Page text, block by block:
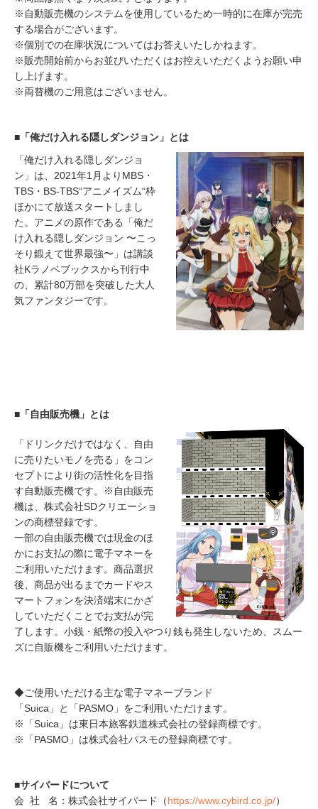
※自動販売機のシステムを使用しているため一時的に在庫が完売
する場合がございます。
※個別での在庫状況についてはお答えいたしかねます。
※販売開始前からお並びいただくはお控えいただくようお願い申
し上げます。
※両替機のご用意はございません。
■「俺だけ入れる隠しダンジョン」とは
「俺だけ入れる隠しダンジョ
ン」は、2021年1月よりMBS・
TBS・BS‐TBS“アニメイズム“枠
ほかにて放送スタートしまし
た。アニメの原作である「俺だ
け入れる隠しダンジョン 〜こっ
そり鍛えて世界最強〜」は講談
社Kラノベブックスから刊行中
の、累計80万部を突破した大人
気ファンタジーです。
■「自由販売機」とは
「ドリンクだけではなく、自由
に売りたいモノを売る」をコン
セプトにより街の活性化を目指
す自動販売機です。※自由販売
機は、株式会社SDクリエーショ
ンの商標登録です。
一部の自由販売機では現金のほ
かにお支払の際に電子マネーを
ご利用いただけます。商品選択
後、商品が出るまでカードやス
マートフォンを決済端末にかざ
していただくことでお支払が完
了します。小銭・紙幣の投入やつり銭も発生しないため、スムー
ズに自販機をご利用いただけます。
◆ご使用いただける主な電子マネーブランド
「Suica」と「PASMO」をご利用いただけます。
※「Suica」は東日本旅客鉄道株式会社の登録商標です。
※「PASMO」は株式会社パスモの登録商標です。
■サイバードについて
会 社 名：株式会社サイバード（https://www.cybird.co.jp/）